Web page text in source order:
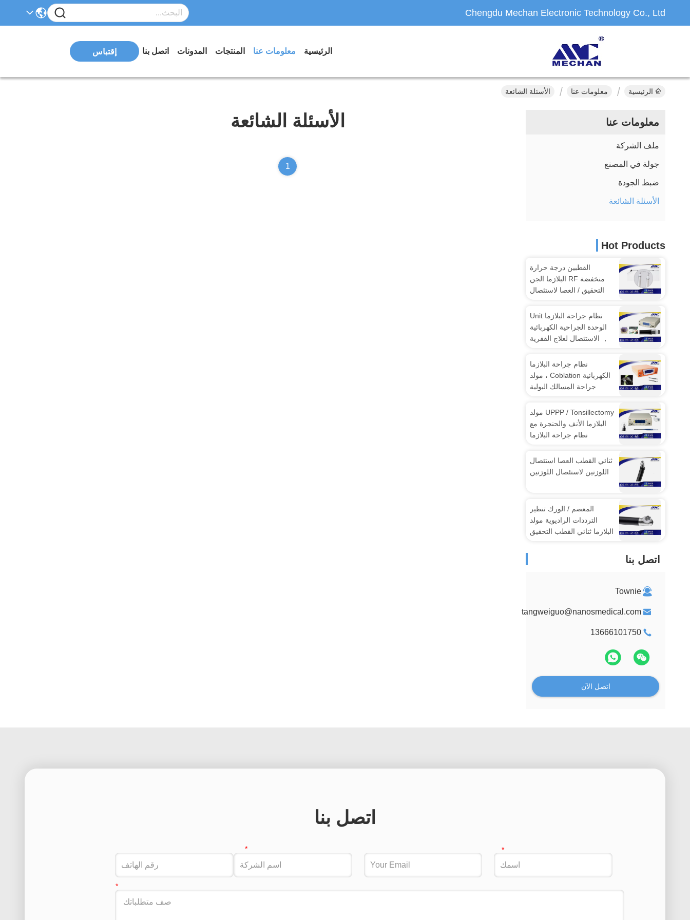
Chengdu Mechan Electronic Technology Co., Ltd
الرئيسية معلومات عنا المنتجات المدونات اتصل بنا إقتباس
الرئيسية معلومات عنا الأسئلة الشائعة
معلومات عنا
ملف الشركة
جولة في المصنع
ضبط الجودة
الأسئلة الشائعة
Hot Products
القطبين درجة حرارة
منخفضة RF البلازما الجن
التحقيق / العصا لاستئصال
نظام جراحة البلازما Unit
الوحدة الجراحية الكهربائية
， الاستئصال لعلاج الفقرية
نظام جراحة البلازما
الكهربائية Coblation ، مولد
جراحة المسالك البولية
UPPP / Tonsillectomy مولد
البلازما الأنف والحنجرة مع
نظام جراحة البلازما
ثنائي القطب العصا استئصال
اللوزتين لاستئصال اللوزتين
المعصم / الورك تنظير
الترددات الراديوية مولد
البلازما ثنائي القطب التحقيق
اتصل بنا
Townie
tangweiguo@nanosmedical.com
13666101750
اتصل الآن
الأسئلة الشائعة
1
اتصل بنا